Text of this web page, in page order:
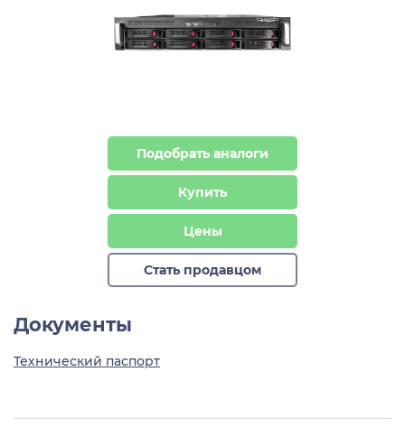
Подобрать аналоги
Купить
Цены
Стать продавцом
Документы
Технический паспорт